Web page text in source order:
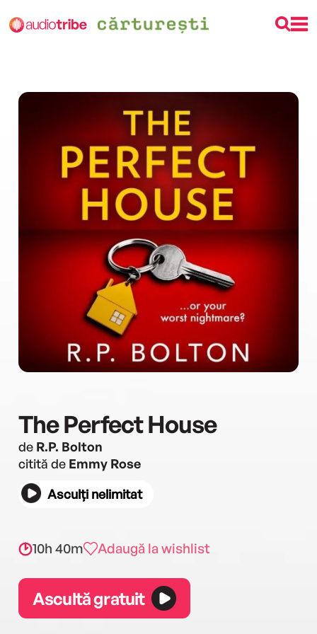
The Perfect House
de R.P. Bolton
citită de Emmy Rose
Asculți nelimitat
10h 40m Adaugă la wishlist
Ascultă gratuit